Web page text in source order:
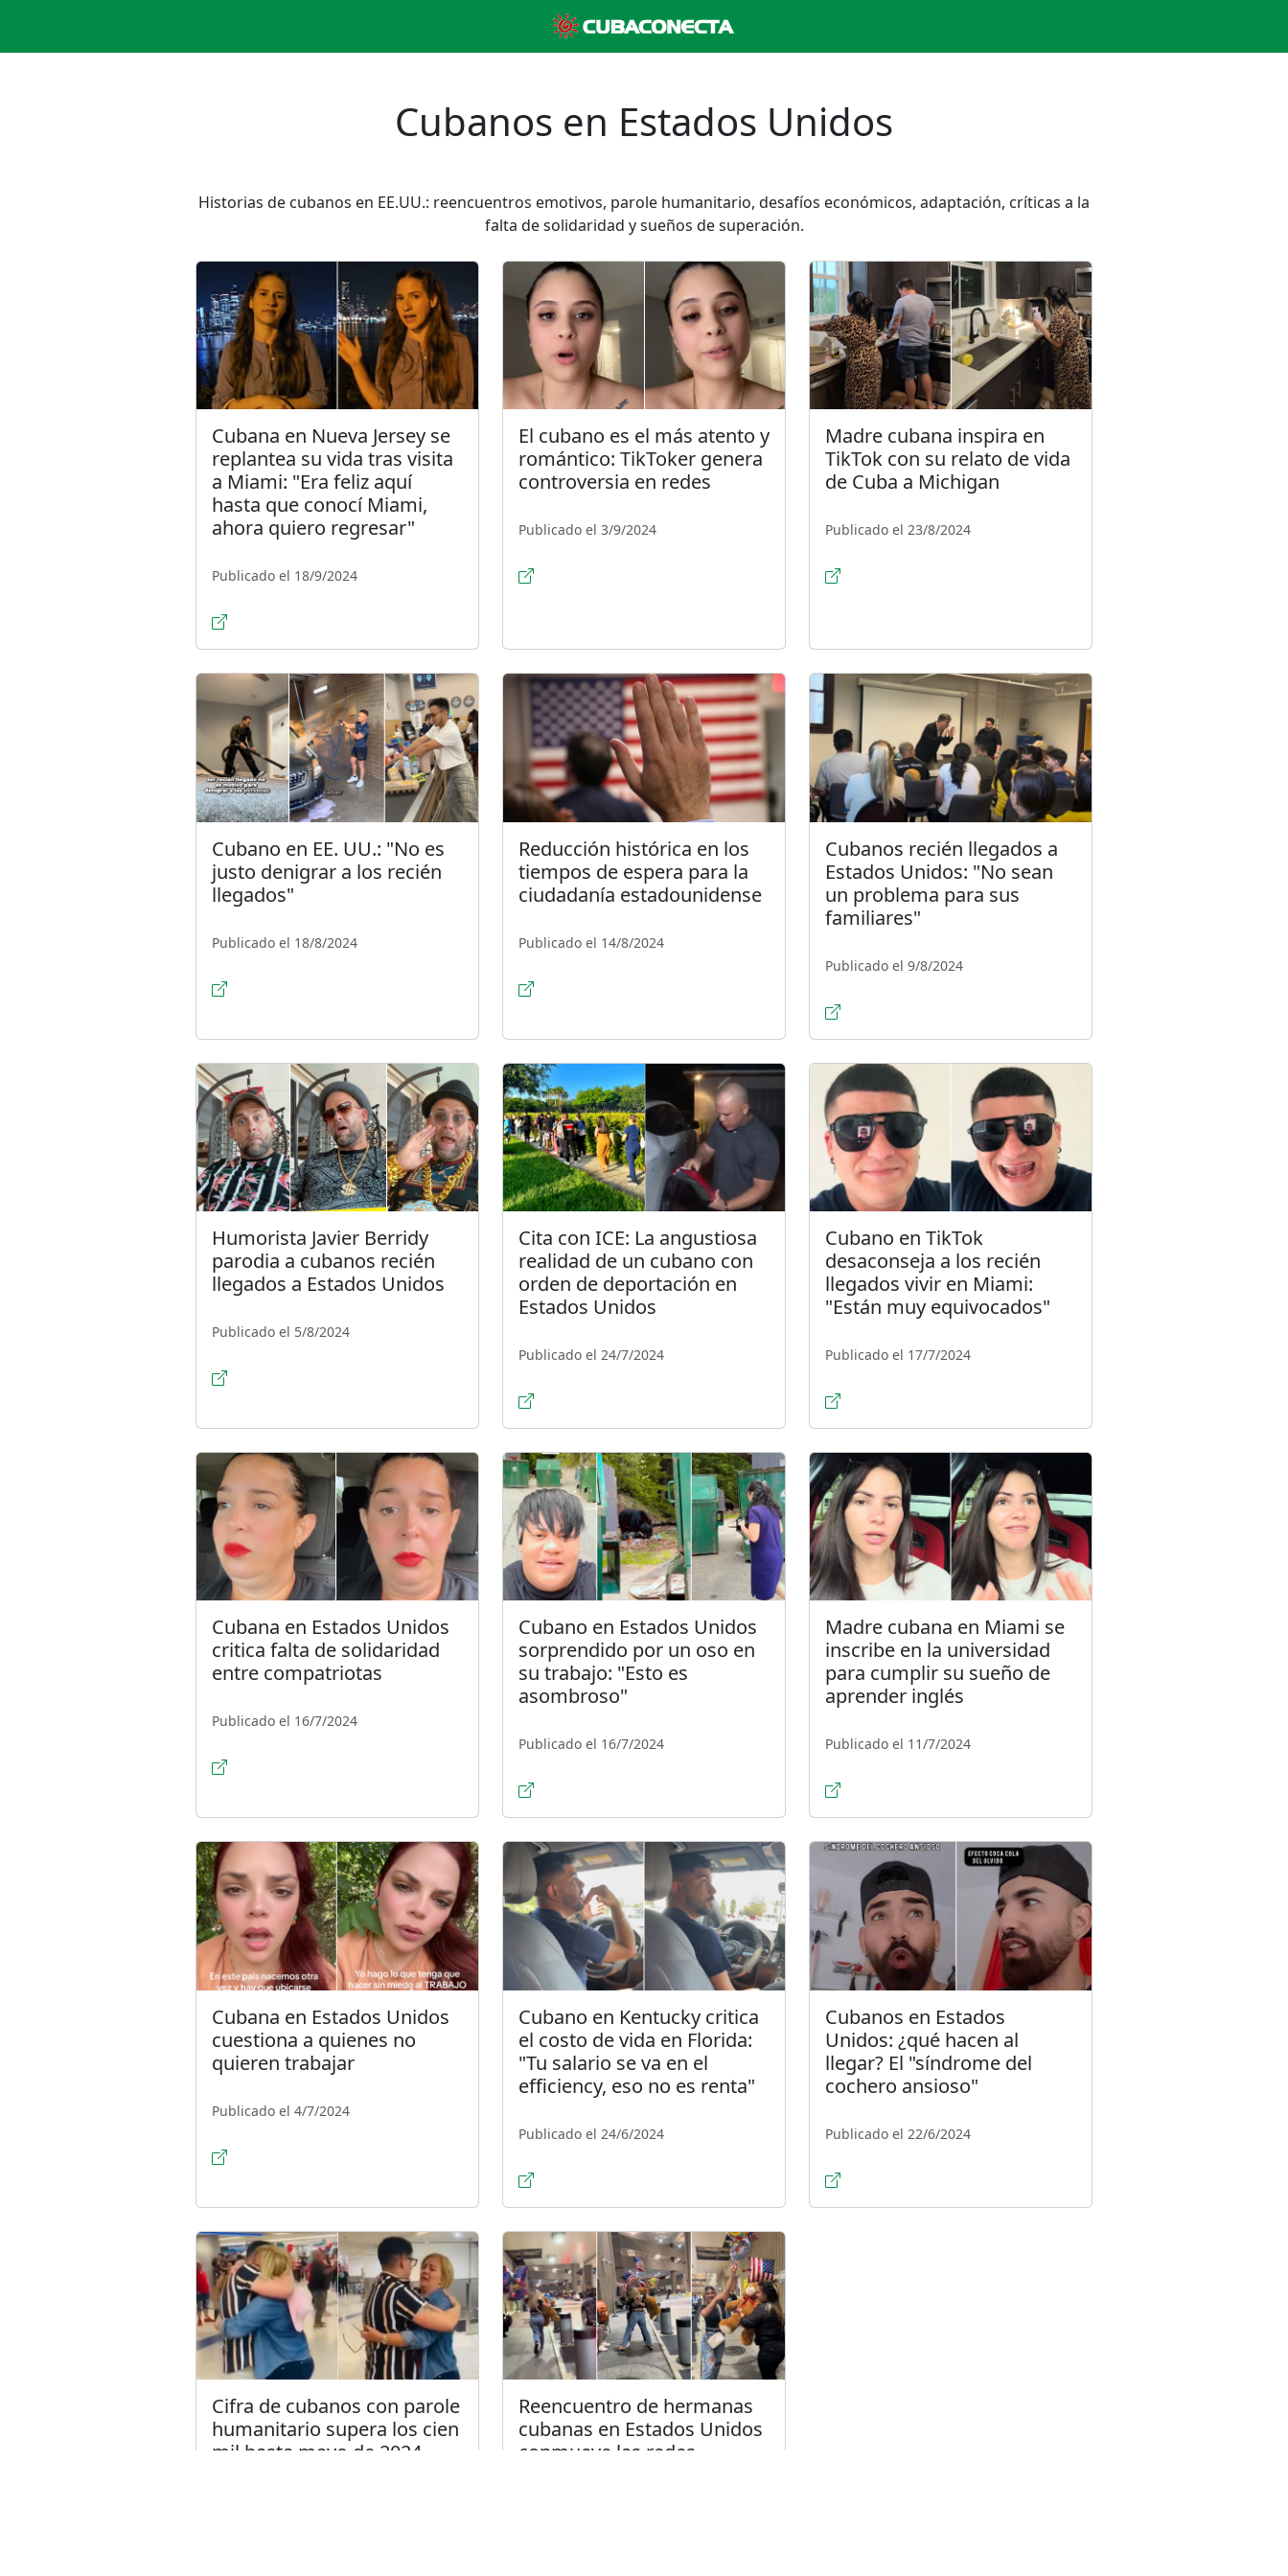
Cubanos en Estados Unidos
Historias de cubanos en EE.UU.: reencuentros emotivos, parole humanitario, desafíos económicos, adaptación, críticas a la
falta de solidaridad y sueños de superación.
Cubana en Nueva Jersey se
replantea su vida tras visita
a Miami: "Era feliz aquí
hasta que conocí Miami,
ahora quiero regresar"
Publicado el 18/9/2024
El cubano es el más atento y
romántico: TikToker genera
controversia en redes
Publicado el 3/9/2024
Madre cubana inspira en
TikTok con su relato de vida
de Cuba a Michigan
Publicado el 23/8/2024
Cubano en EE. UU.: "No es
justo denigrar a los recién
llegados"
Publicado el 18/8/2024
Reducción histórica en los
tiempos de espera para la
ciudadanía estadounidense
Publicado el 14/8/2024
Cubanos recién llegados a
Estados Unidos: "No sean
un problema para sus
familiares"
Publicado el 9/8/2024
Humorista Javier Berridy
parodia a cubanos recién
llegados a Estados Unidos
Publicado el 5/8/2024
Cita con ICE: La angustiosa
realidad de un cubano con
orden de deportación en
Estados Unidos
Publicado el 24/7/2024
Cubano en TikTok
desaconseja a los recién
llegados vivir en Miami:
"Están muy equivocados"
Publicado el 17/7/2024
Cubana en Estados Unidos
critica falta de solidaridad
entre compatriotas
Publicado el 16/7/2024
Cubano en Estados Unidos
sorprendido por un oso en
su trabajo: "Esto es
asombroso"
Publicado el 16/7/2024
Madre cubana en Miami se
inscribe en la universidad
para cumplir su sueño de
aprender inglés
Publicado el 11/7/2024
Cubana en Estados Unidos
cuestiona a quienes no
quieren trabajar
Publicado el 4/7/2024
Cubano en Kentucky critica
el costo de vida en Florida:
"Tu salario se va en el
efficiency, eso no es renta"
Publicado el 24/6/2024
Cubanos en Estados
Unidos: ¿qué hacen al
llegar? El "síndrome del
cochero ansioso"
Publicado el 22/6/2024
Cifra de cubanos con parole
humanitario supera los cien
mil hasta mayo de 2024
Reencuentro de hermanas
cubanas en Estados Unidos
conmueve las redes